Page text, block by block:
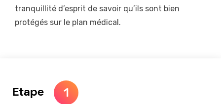
tranquillité d’esprit de savoir qu’ils sont bien
protégés sur le plan médical.
Etape 1